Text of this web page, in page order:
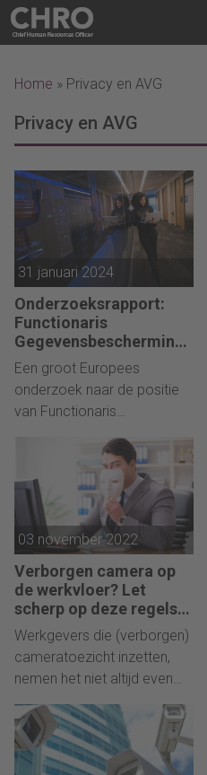
Home » Privacy en AVG
Privacy en AVG
31 januari 2024
Onderzoeksrapport:
Functionaris
Gegevensbescherming
kan niet altijd
onafhankelijk werken
Een groot Europees
onderzoek naar de positie
van Functionaris
belangenverstrengeling
soms op de loer ligt. Dat is
vooral het geval als de FG
deze taak met een andere
functie combineert. Maar er
spelen meer redenen.
03 november 2022
Verborgen camera op
de werkvloer? Let
scherp op deze regels
en vergeet de OR niet…
Werkgevers die (verborgen)
cameratoezicht inzetten,
nemen het niet altijd even
nauw met de regels. Hoe je
dure fouten voorkomt,
leggen advocaten Willemijn
Jansma en Mérien